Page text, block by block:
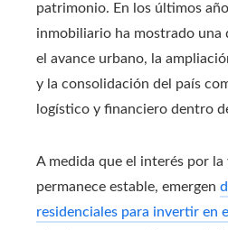
patrimonio. En los últimos
inmobiliario ha mostrado una
el avance urbano, la
y la consolidación del país
logístico y financiero dentro
A medida que el interés por la
permanece estable, emergen
residenciales para invertir en